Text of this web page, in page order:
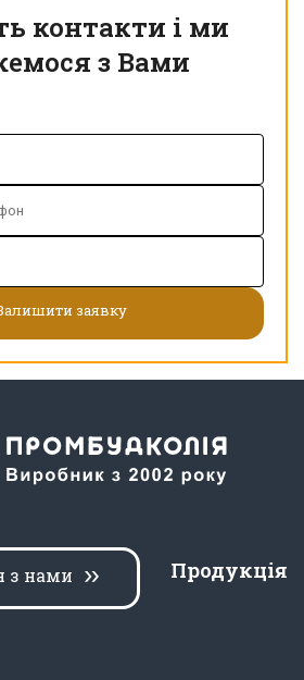
контакти і ми
з Вами
Продукція
з нами